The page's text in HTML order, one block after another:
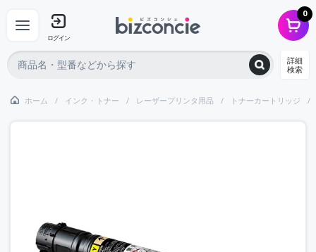
ログイン
0
詳細
検索
ホーム インク・トナー レーザープリンタ用品 トナーカートリッジ